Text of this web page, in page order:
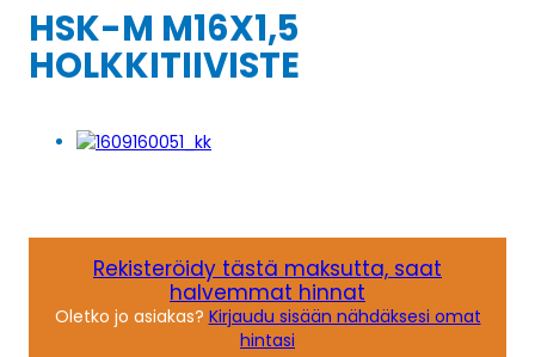
HSK-M M16X1,5
HOLKKITIIVISTE
Rekisteröidy tästä maksutta, saat
halvemmat hinnat
Oletko jo asiakas? Kirjaudu sisään nähdäksesi omat
hintasi